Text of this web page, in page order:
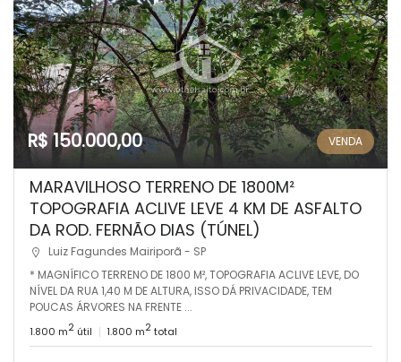
R$ 150.000,00 VENDA
MARAVILHOSO TERRENO DE 1800M²
TOPOGRAFIA ACLIVE LEVE 4 KM DE ASFALTO
DA ROD. FERNÃO DIAS (TÚNEL)
Luiz Fagundes Mairiporã - SP
* MAGNÍFICO TERRENO DE 1800 M², TOPOGRAFIA ACLIVE LEVE, DO
NÍVEL DA RUA 1,40 M DE ALTURA, ISSO DÁ PRIVACIDADE, TEM
POUCAS ÁRVORES NA FRENTE ...
1.800 m2 útil 1.800 m2total